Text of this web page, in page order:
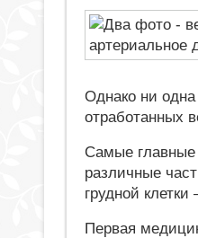
Однако ни
отработанных
Самые главные
различные
грудной
Первая